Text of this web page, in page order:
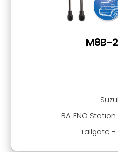
BALENO
Tailgate -
M8B-